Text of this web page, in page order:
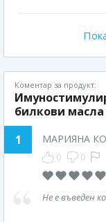
Коментар за продукт:
билкови
1
МАРИЯНА
0 0
Не е въведен